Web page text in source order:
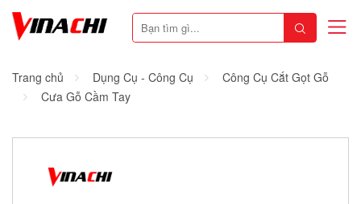
Trang chủ Dụng Cụ - Công Cụ
Công Cụ Cắt Gọt Gỗ
Cưa Gỗ Cầm Tay